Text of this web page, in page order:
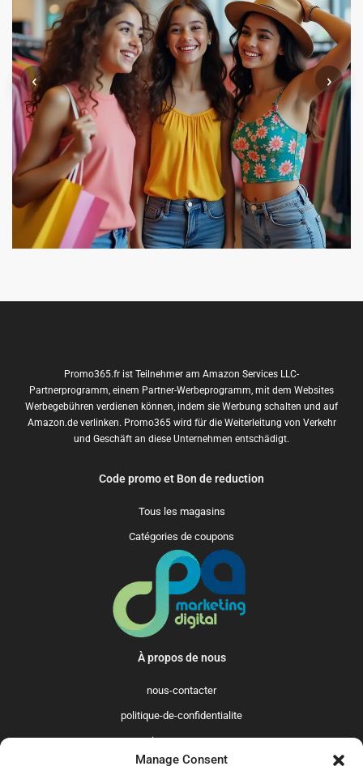
Manage Consent
‹ ›
Promo365.fr ist Teilnehmer am Amazon Services LLC-
Partnerprogramm, einem Partner-Werbeprogramm, mit dem Websites
Werbegebühren verdienen können, indem sie Werbung schalten und auf
Amazon.de verlinken. Promo365 wird für die Weiterleitung von Verkehr
und Geschäft an diese Unternehmen entschädigt.
Code promo et Bon de reduction
Tous les magasins
Catégories de coupons
À propos de nous
nous-contacter
politique-de-confidentialite
qui-sommes-nous